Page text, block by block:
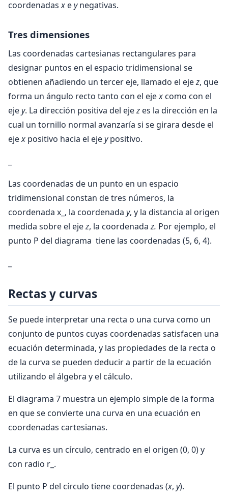
coordenadasx eynegativas.
Tres dimensiones
Las coordenadas cartesianas rectangulares para
designar puntos en el espacio tridimensional se
obtienen añadiendo un tercer eje, llamado el ejez, que
forma un ángulo recto tanto con el ejex como con el
ejey. La dirección positiva del ejez es la dirección en la
cual un tornillo normal avanzaría si se girara desde el
ejex positivo hacia el ejeypositivo.
Las coordenadas de un punto en un espacio
tridimensional constan de tres números, la
coordenada x_, la coordenada y, y la distancia al origen
medida sobre el ejez, la coordenadaz. Por ejemplo, el
punto P del diagrama tiene las coordenadas (5, 6, 4).
Rectas y curvas
Se puede interpretar una recta o una curva como un
conjunto de puntos cuyas coordenadas satisfacen una
ecuación determinada, y las propiedades de la recta o
de la curva se pueden deducir a partir de la ecuación
utilizando el álgebra y el cálculo.
El diagrama 7 muestra un ejemplo simple de la forma
en que se convierte una curva en una ecuación en
coordenadas cartesianas.
La curva es un círculo, centrado en el origen (0, 0) y
con radio r_.
El punto P del círculo tiene coordenadas (x, y).